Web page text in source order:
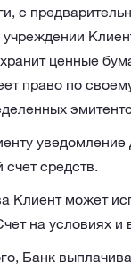
с
ценные
право по
уведомление
средств.
Клиент может
на условиях и
Банк